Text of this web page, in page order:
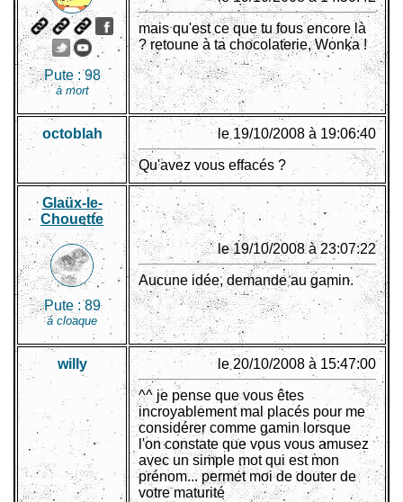
Pute :98
à mort
mais qu'est ce que tu fous encore là
? retoune à ta chocolaterie, Wonka !
octoblah le 19/10/2008 à 19:06:40
Qu'avez vous effacés ?
Glaüx-le-
Chouette
Pute :89
à cloaque
le 19/10/2008 à 23:07:22
Aucune idée, demande au gamin.
willy le 20/10/2008 à 15:47:00
^^ je pense que vous êtes
incroyablement mal placés pour me
considérer comme gamin lorsque
l'on constate que vous vous amusez
avec un simple mot qui est mon
prénom... permet moi de douter de
votre maturité